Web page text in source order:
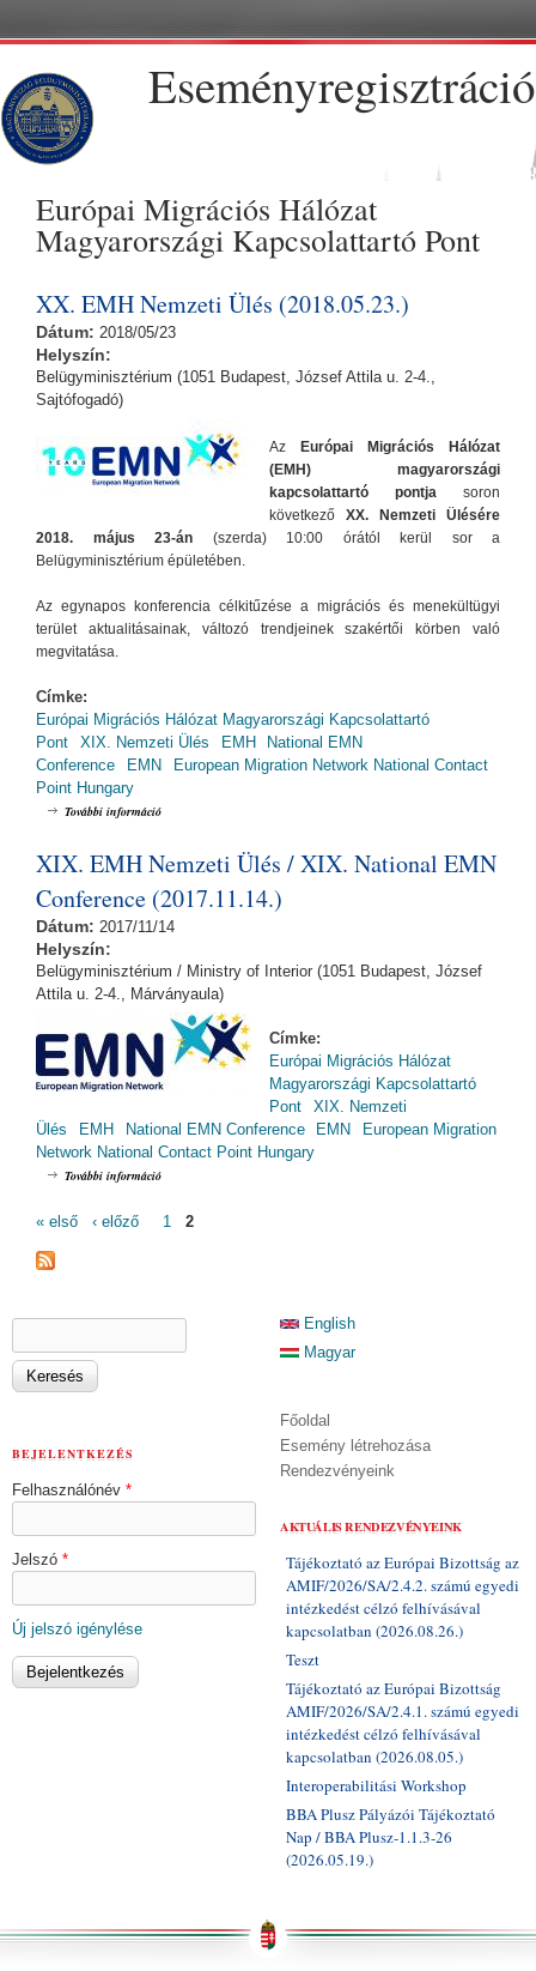
Eseményregisztráció
Európai Migrációs Hálózat
Magyarországi Kapcsolattartó Pont
XX. EMH Nemzeti Ülés (2018.05.23.)
Dátum: 2018/05/23
Helyszín:
Belügyminisztérium (1051 Budapest, József Attila u. 2-4.,
Sajtófogadó)
Az Európai Migrációs Hálózat
(EMH) magyarországi
kapcsolattartó pontja soron
következő XX. Nemzeti Ülésére
2018. május 23-án (szerda) 10:00 órától kerül sor a
Belügyminisztérium épületében.
Az egynapos konferencia célkitűzése a migrációs és menekültügyi
terület aktualitásainak, változó trendjeinek szakértői körben való
megvitatása.
Címke:
Európai Migrációs Hálózat Magyarországi Kapcsolattartó
Pont
XIX. Nemzeti Ülés EMH
National EMN
Conference
EMN
European Migration Network National Contact
Point Hungary
További információ
XIX. EMH Nemzeti Ülés / XIX. National EMN
Conference (2017.11.14.)
Dátum: 2017/11/14
Helyszín:
Belügyminisztérium / Ministry of Interior (1051 Budapest, József
Attila u. 2-4., Márványaula)
Címke:
Európai Migrációs Hálózat
Magyarországi Kapcsolattartó
Pont
XIX. Nemzeti
Ülés
EMH National EMN Conference EMN
European Migration
Network National Contact Point Hungary
További információ
OLDALAK
« első ‹ előző 1 2
KERESÉS ŰRLAP
BEJELENTKEZÉS
Felhasználónév *
Jelszó *
Új jelszó igénylése
English
Magyar
Főoldal
Esemény létrehozása
Rendezvényeink
AKTUÁLIS RENDEZVÉNYEINK
Tájékoztató az Európai Bizottság az
AMIF/2026/SA/2.4.2. számú egyedi
intézkedést célzó felhívásával
kapcsolatban (2026.08.26.)
Teszt
Tájékoztató az Európai Bizottság
AMIF/2026/SA/2.4.1. számú egyedi
intézkedést célzó felhívásával
kapcsolatban (2026.08.05.)
Interoperabilitási Workshop
BBA Plusz Pályázói Tájékoztató
Nap / BBA Plusz-1.1.3-26
(2026.05.19.)